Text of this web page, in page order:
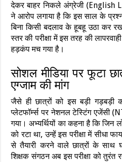
देकर बाहर निकले अंग्रेजी (English
ने आरोप लगाया है कि इस साल के
बिना किसी बदलाव के हूबहू उठा कर रख
स्तर की परीक्षा में इस तरह की
हड़कंप मच गया है।
सोशल मीडिया पर फूटा
एग्जाम की मांग
जैसे ही छात्रों को इस बड़ी गड़बड़ी
प्लेटफॉर्म्स पर नेशनल टेस्टिंग एजेंसी
गया। अभ्यर्थियों का कहना है कि जिन
को रटा था, उन्हें इस परीक्षा में सीधा
से तैयारी करने वाले छात्रों के साथ
शिक्षक संगठन अब इस परीक्षा को तुरंत